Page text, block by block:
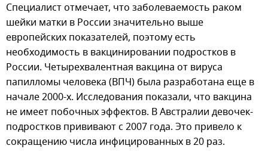
Специалист отмечает, что заболеваемость раком
шейки матки в России значительно выше
европейских показателей, поэтому есть
необходимость в вакцинировании подростков в
России. Четырехвалентная вакцина от вируса
папилломы человека (ВПЧ) была разработана еще в
начале 2000-х. Исследования показали, что вакцина
не имеет побочных эффектов. В Австралии девочек-
подростков прививают с 2007 года. Это привело к
сокращению числа инфицированных в 20 раз.